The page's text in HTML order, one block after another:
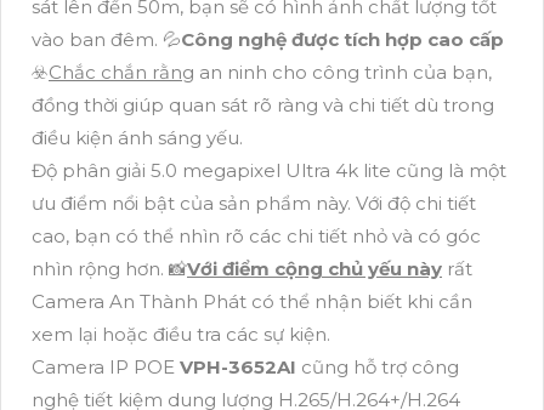
sát lên đến 50m, bạn sẽ có hình ảnh chất lượng tốt
vào ban đêm. 💦Công nghệ được tích hợp cao cấp
☣️Chắc chắn rằng an ninh cho công trình của bạn,
đồng thời giúp quan sát rõ ràng và chi tiết dù trong
điều kiện ánh sáng yếu.
Độ phân giải 5.0 megapixel Ultra 4k lite cũng là một
ưu điểm nổi bật của sản phẩm này. Với độ chi tiết
cao, bạn có thể nhìn rõ các chi tiết nhỏ và có góc
nhìn rộng hơn. 📸Với điểm cộng chủ yếu này rất
Camera An Thành Phát có thể nhận biết khi cần
xem lại hoặc điều tra các sự kiện.
Camera IP POE VPH-3652AI cũng hỗ trợ công
nghệ tiết kiệm dung lượng H.265/H.264+/H.264